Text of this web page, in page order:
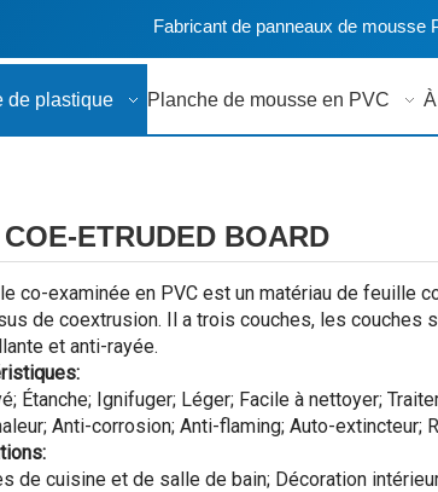
Fabricant de panneaux de mousse
de plastique Planche de mousse en PVC
ETRUDED BOARD
co-examinée en PVC est un matériau de feuille
de coextrusion. Il a trois couches, les couches
et anti-rayée.
Étanche; Ignifuger; Léger; Facile à nettoyer;
Anti-corrosion; Anti-flaming; Auto-extincteur;
de cuisine et de salle de bain; Décoration